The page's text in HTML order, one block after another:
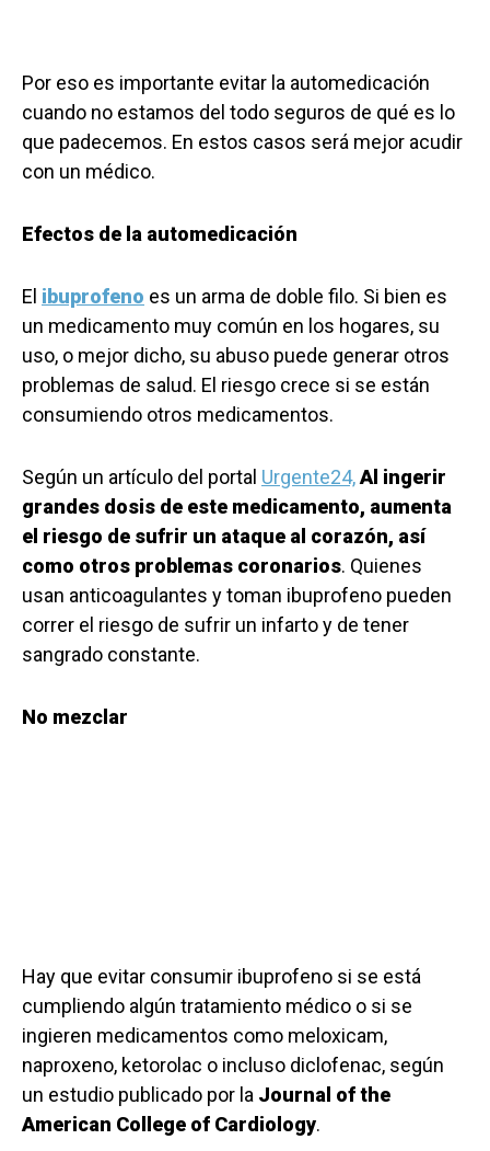
Por eso es importante evitar la automedicación
cuando no estamos del todo seguros de qué es lo
que padecemos. En estos casos será mejor acudir
con un médico.
Efectos de la automedicación
El ibuprofeno es un arma de doble filo. Si bien es
un medicamento muy común en los hogares, su
uso, o mejor dicho, su abuso puede generar otros
problemas de salud. El riesgo crece si se están
consumiendo otros medicamentos.
Según un artículo del portal Urgente24,Al ingerir
grandes dosis de este medicamento, aumenta
el riesgo de sufrir un ataque al corazón, así
como otros problemas coronarios. Quienes
usan anticoagulantes y toman ibuprofeno pueden
correr el riesgo de sufrir un infarto y de tener
sangrado constante.
No mezclar
Hay que evitar consumir ibuprofeno si se está
cumpliendo algún tratamiento médico o si se
ingieren medicamentos como meloxicam,
naproxeno, ketorolac o incluso diclofenac, según
un estudio publicado por la Journal of the
American College of Cardiology.